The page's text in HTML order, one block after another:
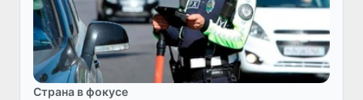
Страна в фокусе